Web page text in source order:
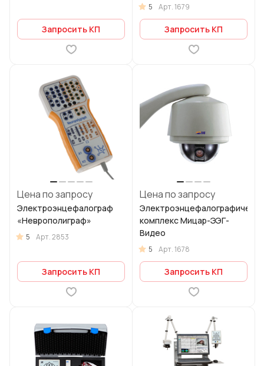
Запросить КП
5 Арт.1679
Запросить КП
Цена по запросу
Электроэнцефалограф
«Неврополиграф»
5 Арт.2853
Запросить КП
Цена по запросу
комплекс Мицар-ЭЭГ-
Видео
5 Арт.1678
Запросить КП